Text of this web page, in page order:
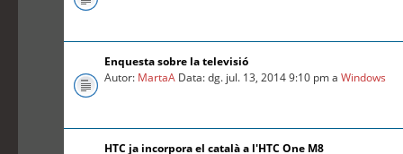
Enquesta sobre la televisió
Autor: MartaA Data: dg. jul. 13, 2014 9:10 pm aWindows
HTC ja incorpora el català a l'HTC One M8